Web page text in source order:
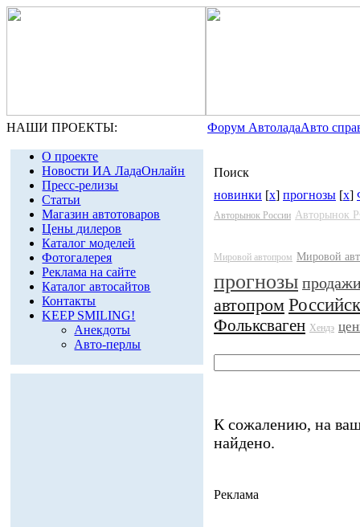
НАШИ ПРОЕКТЫ: Форум АвтоладаАвто
О проекте
Новости ИА ЛадаОнлайн
Пресс-релизы
Статьи
Магазин автотоваров
Цены дилеров
Каталог моделей
Фотогалерея
Реклама на сайте
Каталог автосайтов
Контакты
KEEP SMILING!
Анекдоты
Авто-перлы
Поиск
новинки [x] прогнозы [x]
Авторынок России Авторынок
Мировой автопром Мировой
прогнозы
автопром
Фольксваген Хендэ
К сожалению, на
найдено.
Реклама